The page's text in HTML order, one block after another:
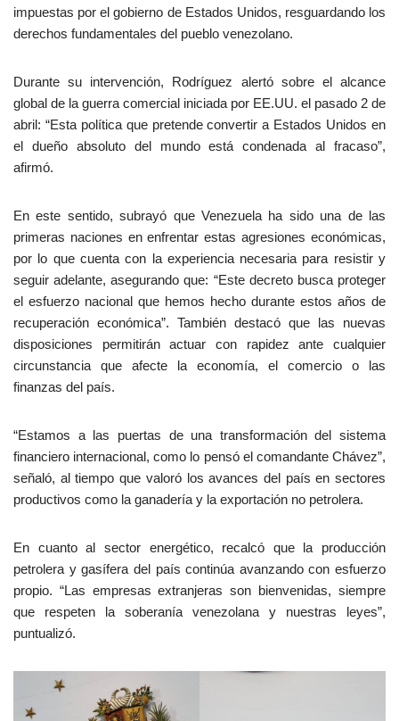
impuestas por el gobierno de Estados Unidos, resguardando los
derechos fundamentales del pueblo venezolano.
Durante su intervención, Rodríguez alertó sobre el alcance
global de la guerra comercial iniciada por EE.UU. el pasado 2 de
abril: “Esta política que pretende convertir a Estados Unidos en
el dueño absoluto del mundo está condenada al fracaso”,
afirmó.
En este sentido, subrayó que Venezuela ha sido una de las
primeras naciones en enfrentar estas agresiones económicas,
por lo que cuenta con la experiencia necesaria para resistir y
seguir adelante, asegurando que: “Este decreto busca proteger
el esfuerzo nacional que hemos hecho durante estos años de
recuperación económica”. También destacó que las nuevas
disposiciones permitirán actuar con rapidez ante cualquier
circunstancia que afecte la economía, el comercio o las
finanzas del país.
“Estamos a las puertas de una transformación del sistema
financiero internacional, como lo pensó el comandante Chávez”,
señaló, al tiempo que valoró los avances del país en sectores
productivos como la ganadería y la exportación no petrolera.
En cuanto al sector energético, recalcó que la producción
petrolera y gasífera del país continúa avanzando con esfuerzo
propio. “Las empresas extranjeras son bienvenidas, siempre
que respeten la soberanía venezolana y nuestras leyes”,
puntualizó.